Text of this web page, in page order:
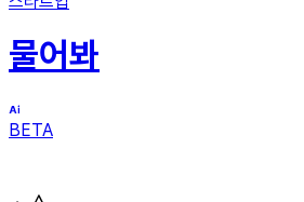
물어봐
BETA